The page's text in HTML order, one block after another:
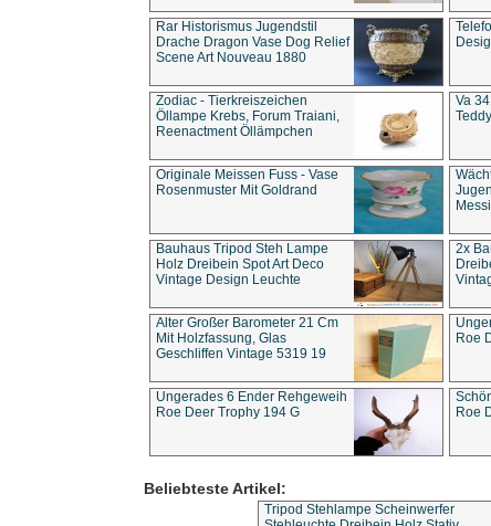
Rar Historismus Jugendstil
Drache Dragon Vase Dog Relief
Scene Art Nouveau 1880
Zodiac - Tierkreiszeichen
Öllampe Krebs, Forum Traiani,
Reenactment Öllämpchen
Va
Originale Meissen Fuss - Vase
Rosenmuster Mit Goldrand
Bauhaus Tripod Steh Lampe
Holz Dreibein Spot Art Deco
Vintage Design Leuchte
2x
Alter Großer Barometer 21 Cm
Mit Holzfassung, Glas
Geschliffen Vintage 5319 19
Roe
Ungerades 6 Ender Rehgeweih
Roe Deer Trophy 194 G
Roe
Beliebteste Artikel:
Tripod Stehlampe Scheinwerfer